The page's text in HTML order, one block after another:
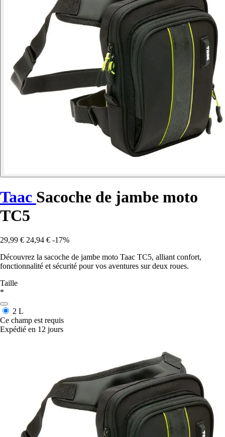
Taac Sacoche de jambe moto
TC5
29,99 € 24,94 € -17%
Découvrez la sacoche de jambe moto Taac TC5, alliant confort,
fonctionnalité et sécurité pour vos aventures sur deux roues.
Taille
*
2 L
Ce champ est requis
Expédié en 12 jours